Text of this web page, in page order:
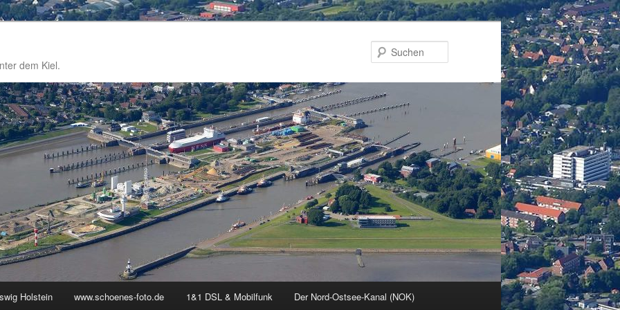
dem Kiel.
Holstein www.schoenes-foto.de 1&1 DSL & Mobilfunk Der Nord-Ostsee-Kanal (NOK)